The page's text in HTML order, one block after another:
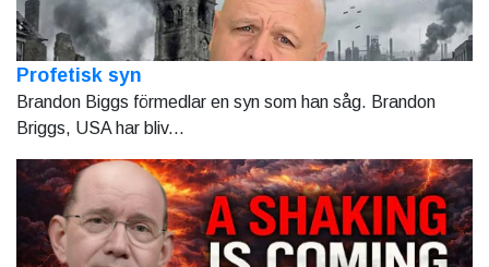
Profetisk syn
Brandon Biggs förmedlar en syn som han såg. Brandon
Briggs, USA har bliv...